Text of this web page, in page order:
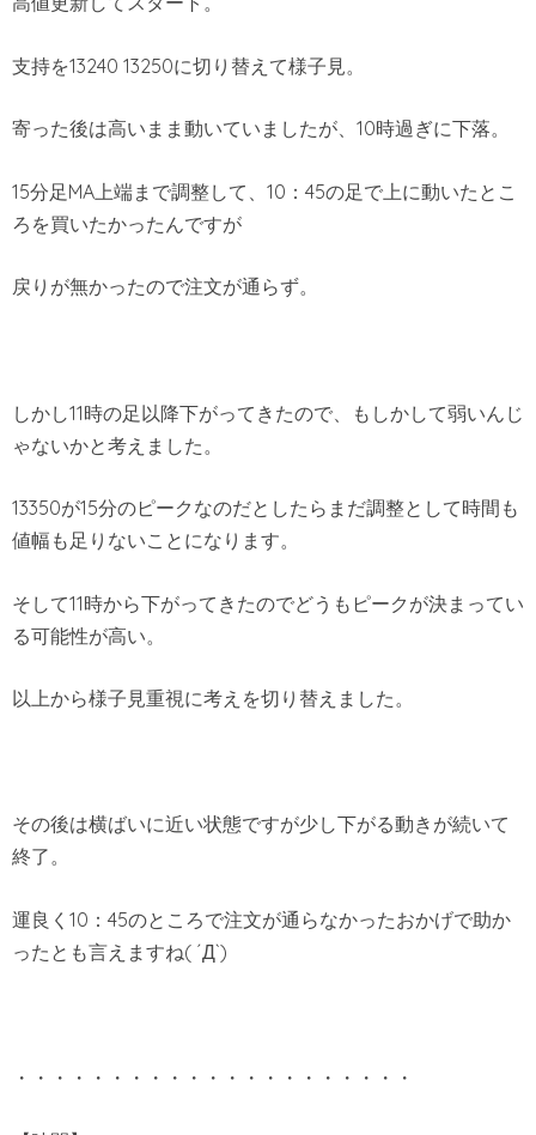
支持を13240 13250に切り替えて様子見。
寄った後は高いまま動いていましたが、10時過ぎに下落。
15分足MA上端まで調整して、10：45の足で上に動いたとこ
ろを買いたかったんですが
戻りが無かったので注文が通らず。
しかし11時の足以降下がってきたので、もしかして弱いんじ
ゃないかと考えました。
13350が15分のピークなのだとしたらまだ調整として時間も
値幅も足りないことになります。
そして11時から下がってきたのでどうもピークが決まってい
る可能性が高い。
以上から様子見重視に考えを切り替えました。
その後は横ばいに近い状態ですが少し下がる動きが続いて
終了。
運良く10：45のところで注文が通らなかったおかげで助か
ったとも言えますね( ´Д`)
・・・・・・・・・・・・・・・・・・・・・